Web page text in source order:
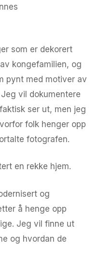
som er dekorert
kongefamilien, og
pynt med motiver av
vil dokumentere
ser ut, men jeg
folk henger opp
fotografen.
en rekke hjem.
og
å henge opp
Jeg vil finne ut
og hvordan de